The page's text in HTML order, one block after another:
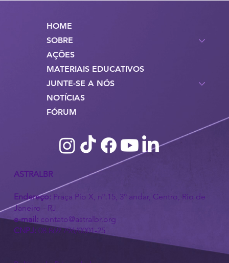
Transtornos Alimentares 2022
HOME
SOBRE
AÇÕES
MATERIAIS EDUCATIVOS
JUNTE-SE A NÓS
NOTÍCIAS
FÓRUM
ASTRALBR
Endereço: Praça Pio X, nº.15, 3º andar, Centro, Rio de
Janeiro - RJ
e-mail: contato@astralbr.org
CNPJ:08.869.796/0001-25